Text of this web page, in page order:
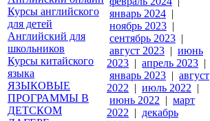
Курсы английского
для детей
Английский для
школьников
Курсы китайского
языка
ЯЗЫКОВЫЕ
ПРОГРАММЫ В
ДЕТСКОМ
январь 2024 |
ноябрь 2023 |
сентябрь 2023 |
август 2023 | июнь
2023 | апрель 2023 |
январь 2023 | август
2022 | июль 2022 |
июнь 2022 | март
2022 | декабрь